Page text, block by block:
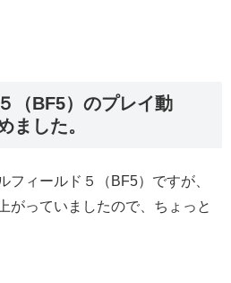
（BF5）のプレイ動
ました。
フィールド５（BF5）ですが、
がっていましたので、ちょっと